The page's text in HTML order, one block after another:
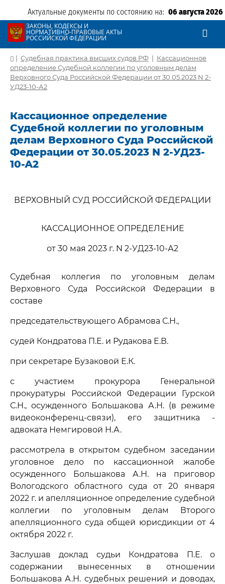
Актуальные документы по состоянию на: 06 августа 2026
ЗАКОНЫ, КОДЕКСЫ И
НОРМАТИВНО-ПРАВОВЫЕ АКТЫ
РОССИЙСКОЙ ФЕДЕРАЦИИ
| Судебная практика высших судов РФ | Кассационное
определение Судебной коллегии по уголовным делам
Верховного Суда Российской Федерации от 30.05.2023 N 2-
УД23-10-А2
Кассационное определение
Судебной коллегии по уголовным
делам Верховного Суда Российской
Федерации от 30.05.2023 N 2-УД23-
10-А2
ВЕРХОВНЫЙ СУД РОССИЙСКОЙ ФЕДЕРАЦИИ
КАССАЦИОННОЕ ОПРЕДЕЛЕНИЕ
от 30 мая 2023 г. N 2-УД23-10-А2
Судебная коллегия по уголовным делам
Верховного Суда Российской Федерации в
составе
председательствующего Абрамова С.Н.,
судей Кондратова П.Е. и Рудакова Е.В.
при секретаре Бузаковой Е.К.
с участием прокурора Генеральной
прокуратуры Российской Федерации Гурской
С.Н., осужденного Большакова А.Н. (в режиме
видеоконференц-связи), его защитника -
адвоката Немгировой Н.А.
рассмотрела в открытом судебном заседании
уголовное дело по кассационной жалобе
осужденного Большакова А.Н. на приговор
Вологодского областного суда от 20 января
2022 г. и апелляционное определение судебной
коллегии по уголовным делам Второго
апелляционного суда общей юрисдикции от 4
октября 2022 г.
Заслушав доклад судьи Кондратова П.Е. о
содержании вынесенных в отношении
Большакова А.Н. судебных решений и доводах,